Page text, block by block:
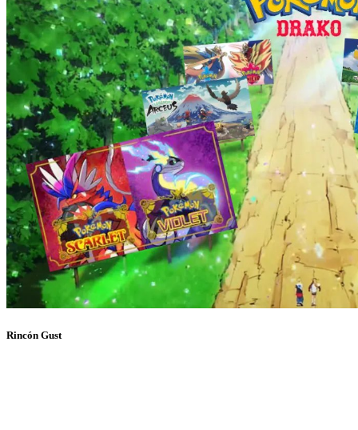
Rincón Gust